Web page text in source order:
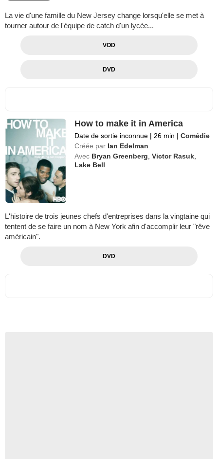
La vie d'une famille du New Jersey change lorsqu'elle se met à
tourner autour de l'équipe de catch d'un lycée...
VOD
DVD
How to make it in America
Date de sortie inconnue | 26 min | Comédie
Créée par Ian Edelman
Avec Bryan Greenberg ,Victor Rasuk
Lake Bell
L'histoire de trois jeunes chefs d'entreprises dans la vingtaine qui
tentent de se faire un nom à New York afin d'accomplir leur "rêve
américain".
DVD